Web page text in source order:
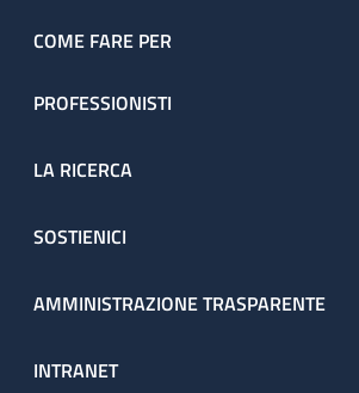
attraverso il percorso ambulatoriale
COME FARE PER
PROFESSIONISTI
LA RICERCA
SOSTIENICI
AMMINISTRAZIONE TRASPARENTE
INTRANET